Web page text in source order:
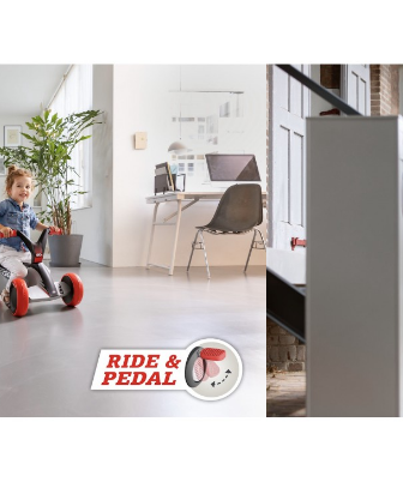
Puoi utilizzare BERG GO2 all'interno e
compatto è facile da guidare lungo
pneumatici silenziosi EVA offrono una
e ti garantiscono di non disturbare
vantaggio: non si forano mai!
Con GO2 tuo figlio può giocare fino a
mesi. Lo porti fuori? Puoi dotare il GO2